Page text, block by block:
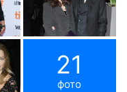
21
фото